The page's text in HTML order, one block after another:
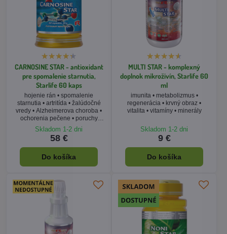
CARNOSINE STAR - antioxidant
pre spomalenie starnutia,
Starlife 60 kaps
hojenie rán • spomalenie
starnutia • artritída • žalúdočné
vredy • Alzheimerova choroba •
ochorenia pečene • poruchy
spánku
Skladom 1-2 dni
58 €
Do košíka
MULTI STAR - komplexný
doplnok mikroživín, Starlife 60
ml
imunita • metabolizmus •
regenerácia • krvný obraz •
vitalita • vitamíny • minerály
Skladom 1-2 dni
9 €
Do košíka